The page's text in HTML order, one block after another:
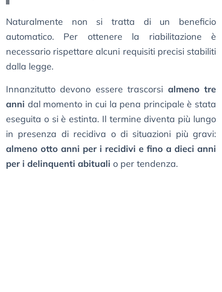
Naturalmente non si tratta di un beneficio
automatico. Per ottenere la riabilitazione è
necessario rispettare alcuni requisiti precisi stabiliti
dalla legge.
Innanzitutto devono essere trascorsi almeno tre
anni dal momento in cui la pena principale è stata
eseguita o si è estinta. Il termine diventa più lungo
in presenza di recidiva o di situazioni più gravi:
almeno otto anni per i recidivi e fino a dieci anni
per i delinquenti abituali o per tendenza.